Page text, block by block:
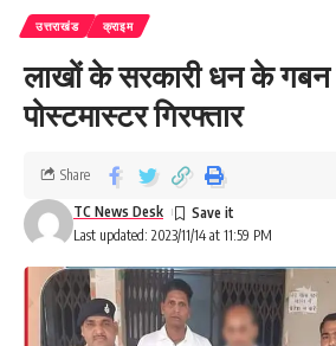
उत्तराखंड क्राइम
लाखों के सरकारी धन के गबन
पोस्टमास्टर गिरफ्तार
Last updated: 2023/11/14 at 11:59 PM
TC News Desk
Share